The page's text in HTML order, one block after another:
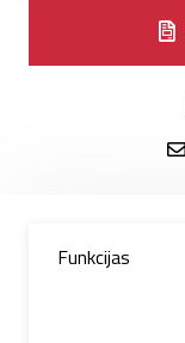
Funkcijas